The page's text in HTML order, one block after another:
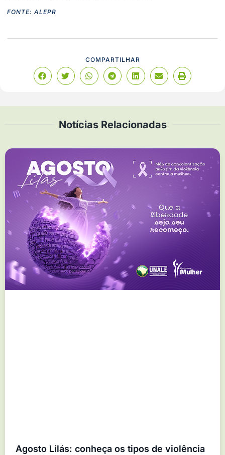
FONTE: ALEPR
COMPARTILHAR
Notícias Relacionadas
Agosto Lilás: conheça os tipos de violência